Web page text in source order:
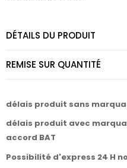
DÉTAILS DU PRODUIT
REMISE SUR QUANTITÉ
délais produit sans
délais produit avec
accord BAT
Possibilité d'express 24 H